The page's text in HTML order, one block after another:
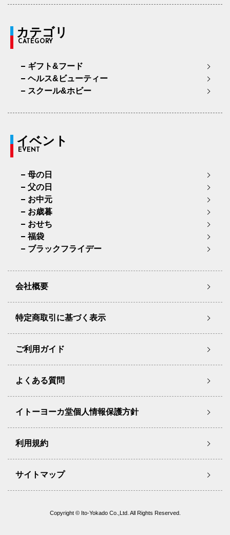
カテゴリ
CATEGORY
ギフト&フード
ヘルス&ビューティー
スクール&ホビー
イベント
EVENT
母の日
父の日
お中元
お歳暮
おせち
福袋
ブラックフライデー
会社概要
特定商取引に基づく表示
ご利用ガイド
よくある質問
イトーヨーカ堂個人情報保護方針
利用規約
サイトマップ
Copyright © Ito-Yokado Co.,Ltd. All Rights Reserved.